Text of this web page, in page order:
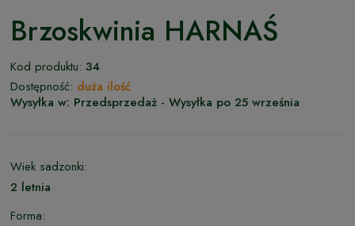
Brzoskwinia HARNAŚ
Kod produktu: 34
Dostępność: duża ilość
Wysyłka w: Przedsprzedaż - Wysyłka po 25 września
Wiek sadzonki:
2 letnia
Forma: